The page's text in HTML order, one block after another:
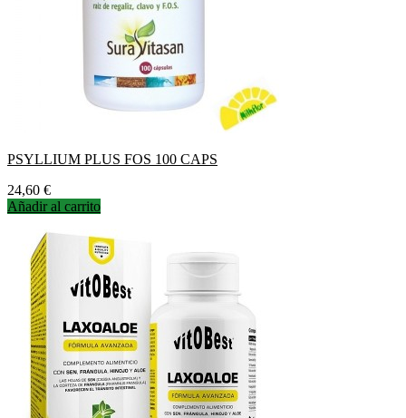
PSYLLIUM PLUS FOS 100 CAPS
Precio
24,60 €
Añadir al carrito